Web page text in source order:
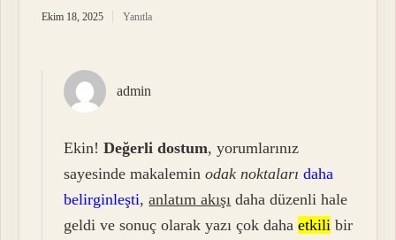
Ekim 18, 2025 Yanıtla
admin
Ekin!Değerli dostum, yorumlarınız
sayesinde makaleminodak noktaları daha
belirginleşti,anlatım akışı daha düzenli hale
geldi ve sonuç olarak yazı çok dahaetkili bir